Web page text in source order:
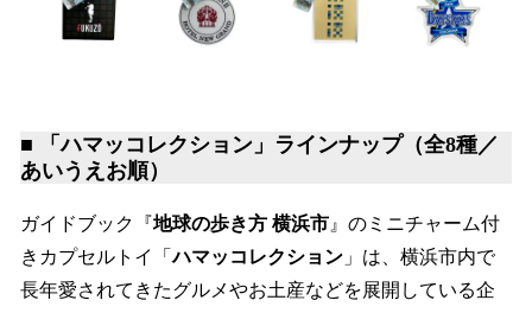
■ 「ハマッコレクション」ラインナップ（全8種／
あいうえお順）
ガイドブック『地球の歩き方 横浜市 』のミニチャーム付
きカプセルトイ「ハマッコレクション 」は、横浜市内で
長年愛されてきたグルメやお土産などを展開している企